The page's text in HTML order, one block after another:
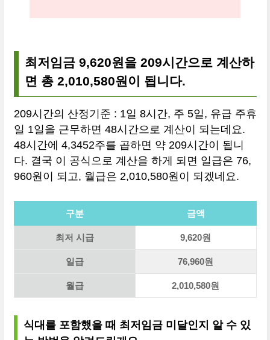
최저임금 9,620원을 209시간으로 계산하
면 총 2,010,580원이 됩니다.
209시간의 산정기준 : 1일 8시간, 주 5일, 유급 주휴
일 1일을 근무하면 48시간으로 계산이 되는데요.
48시간에 4,3452주를 곱하면 약 209시간이 됩니
다. 결국 이 공식으로 계산을 하게 되면 일급은 76,
960원이 되고, 월급은 2,010,580원이 되겠네요.
구분 금액
최저 시급 9,620원
일급 76,960원
월급 2,010,580원
식대를 포함했을 때 최저임금 미달인지 알 수 있